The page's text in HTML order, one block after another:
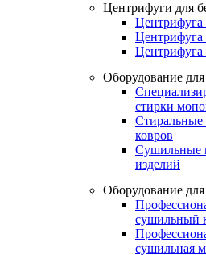
Центрифуги для
Оборудование
стирки
ковров
Сушильные
изделий
Оборудование
сушильный
сушильная